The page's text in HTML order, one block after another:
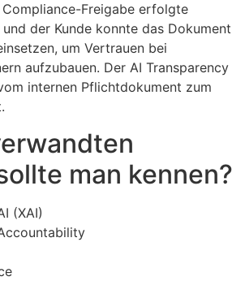
Compliance-Freigabe erfolgte
der Kunde konnte das Dokument
um Vertrauen bei
aufzubauen. Der AI Transparency
internen Pflichtdokument zum
man kennen?
(XAI)